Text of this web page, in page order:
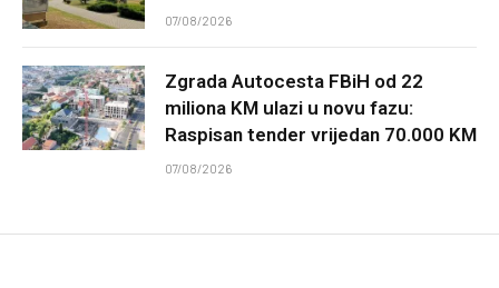
07/08/2026
Zgrada Autocesta FBiH od 22
miliona KM ulazi u novu fazu:
Raspisan tender vrijedan 70.000 KM
07/08/2026